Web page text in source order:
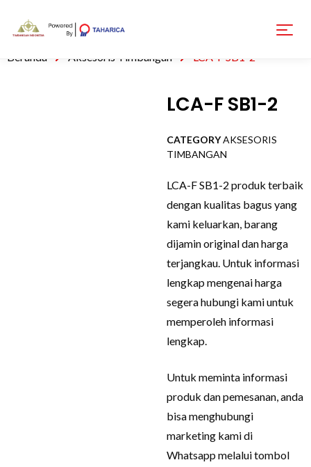
Beranda Aksesoris Timbangan LCA-F SB1-2
LCA-F SB1-2
CATEGORYAKSESORIS
TIMBANGAN
LCA-F SB1-2 produk terbaik
dengan kualitas bagus yang
kami keluarkan, barang
dijamin original dan harga
terjangkau. Untuk informasi
lengkap mengenai harga
segera hubungi kami untuk
memperoleh informasi
lengkap.
Untuk meminta informasi
produk dan pemesanan, anda
bisa menghubungi
marketing kami di
Whatsapp melalui tombol